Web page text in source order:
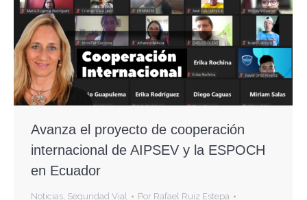
Avanza el proyecto de cooperación
internacional de AIPSEV y la ESPOCH
en Ecuador
Noticias, Seguridad Vial Por Rafael Ruiz Estepa